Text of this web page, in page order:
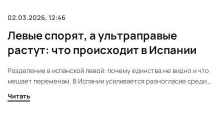
02.03.2026, 12:46
Левые спорят, а ультраправые
растут: что происходит в Испании
Разделение в испанской левой: почему единства не видно и что
мешает переменам. В Испании усиливается разногласие среди
левых партий. Это влияет на политическую стабильность и рост
ультраправых. В материале — причины, последствия и мнения
Читать